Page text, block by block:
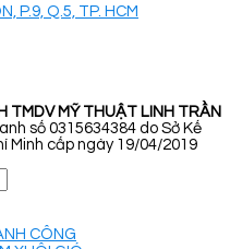
P.9, Q.5, TP. HCM
TMDV MỸ THUẬT LINH TRẦN
số 0315634384 do Sở Kế
Minh cấp ngày 19/04/2019
CÔNG